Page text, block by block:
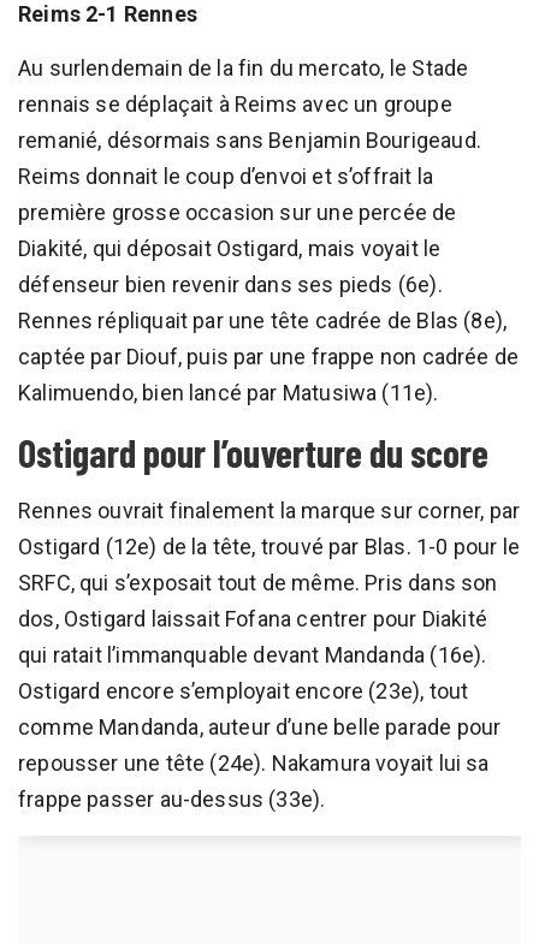
Reims 2-1 Rennes
Au surlendemain de la fin du mercato, le Stade
rennais se déplaçait à Reims avec un groupe
remanié, désormais sans Benjamin Bourigeaud.
Reims donnait le coup d’envoi et s’offrait la
première grosse occasion sur une percée de
Diakité, qui déposait Ostigard, mais voyait le
défenseur bien revenir dans ses pieds (6e).
Rennes répliquait par une tête cadrée de Blas (8e),
captée par Diouf, puis par une frappe non cadrée de
Kalimuendo, bien lancé par Matusiwa (11e).
Ostigard pour l’ouverture du score
Rennes ouvrait finalement la marque sur corner, par
Ostigard (12e) de la tête, trouvé par Blas. 1-0 pour le
SRFC, qui s’exposait tout de même. Pris dans son
dos, Ostigard laissait Fofana centrer pour Diakité
qui ratait l’immanquable devant Mandanda (16e).
Ostigard encore s’employait encore (23e), tout
comme Mandanda, auteur d’une belle parade pour
repousser une tête (24e). Nakamura voyait lui sa
frappe passer au-dessus (33e).